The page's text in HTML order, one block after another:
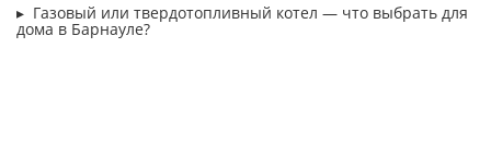
Газовый или твердотопливный котел — что выбрать для
дома в Барнауле?